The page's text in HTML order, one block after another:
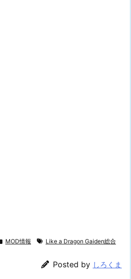
MOD情報 Like a Dragon Gaiden総合
Posted by しろくま